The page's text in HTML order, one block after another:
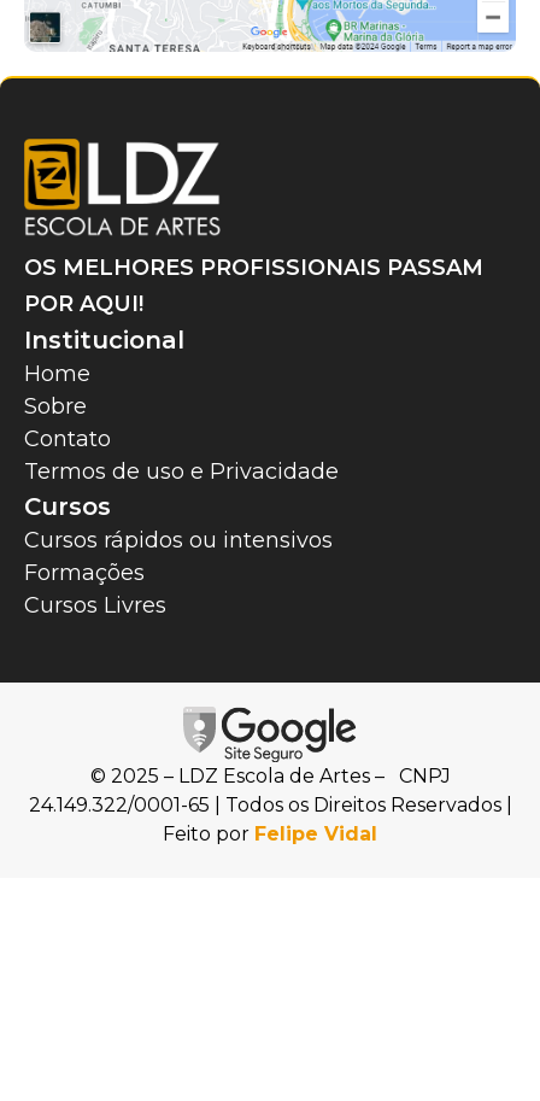
OS MELHORES PROFISSIONAIS PASSAM
POR AQUI!
Institucional
Home
Sobre
Contato
Termos de uso e Privacidade
Cursos
Cursos rápidos ou intensivos
Formações
Cursos Livres
© 2025 – LDZ Escola de Artes – CNPJ
24.149.322/0001-65 | Todos os Direitos Reservados |
Feito por Felipe Vidal